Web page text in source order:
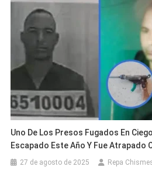
Uno De Los Presos Fugados En
Escapado Este Año Y Fue Atrapado
27 de agosto de 2025 Repa